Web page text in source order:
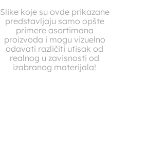
Slike koje su ovde prikazane
predstavljaju samo opšte
primere asortimana
proizvoda i mogu vizuelno
odavati različiti utisak od
realnog u zavisnosti od
izabranog materijala!